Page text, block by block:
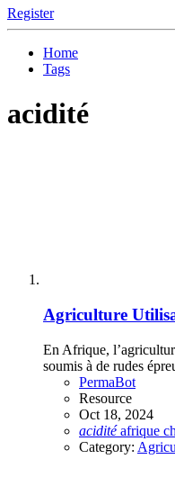
Register
Home
Tags
acidité
Agriculture
En Afrique,
soumis à de rudes
PermaBot
Resource
Oct 18, 2024
acidité afrique
Category: